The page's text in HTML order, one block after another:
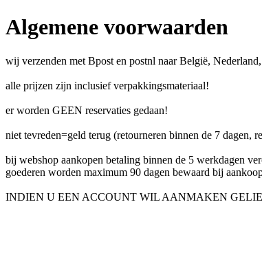
Algemene voorwaarden
wij verzenden met Bpost en postnl naar België,
alle prijzen zijn inclusief verpakkingsmateriaal!
er worden GEEN reservaties gedaan!
niet tevreden=geld terug (retourneren binnen de 7 dagen,
bij webshop aankopen betaling binnen de 5 werkdagen
goederen worden maximum 90 dagen bewaard bij
INDIEN U EEN ACCOUNT WIL AANMAKEN